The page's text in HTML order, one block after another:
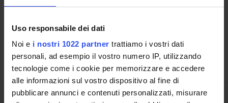
Uso responsabile dei dati
Noi e i nostri 1022 partner trattiamo i vostri dati
personali, ad esempio il vostro numero IP, utilizzando
tecnologie come i cookie per memorizzare e accedere
alle informazioni sul vostro dispositivo al fine di
pubblicare annunci e contenuti personalizzati, misurare
Places
Calendar